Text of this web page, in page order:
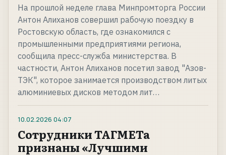
На прошлой неделе глава Минпромторга России
Антон Алиханов совершил рабочую поездку в
Ростовскую область, где ознакомился с
промышленными предприятиями региона,
сообщила пресс-служба министерства. В
частности, Антон Алиханов посетил завод "Азов-
ТЭК", которое занимается производством литых
алюминиевых дисков методом лит…
10.02.2026 04:07
Сотрудники ТАГМЕТа
признаны «Лучшими